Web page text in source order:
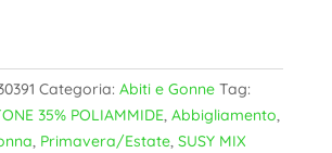
Categoria: Abiti e Gonne Tag:
35% POLIAMMIDE, Abbigliamento,
, Primavera/Estate, SUSY MIX